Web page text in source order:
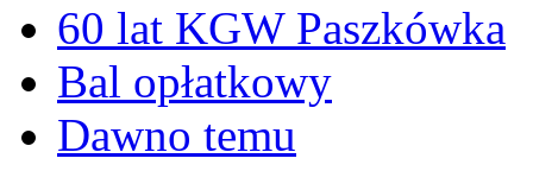
60 lat KGW Paszkówka
Bal opłatkowy
Dawno temu